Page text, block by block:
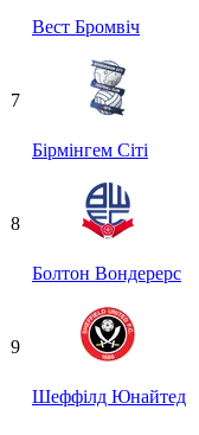
Вест Бромвіч
7
Бірмінгем Сіті
8
Болтон Вондерерс
9
Шеффілд Юнайтед